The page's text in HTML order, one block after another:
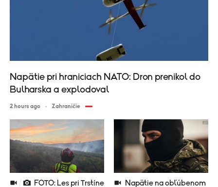
Napätie pri hraniciach NATO: Dron prenikol do
Bulharska a explodoval
2 hours ago Zahraničie